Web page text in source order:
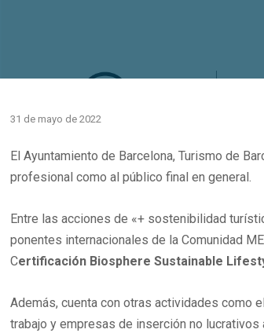
31 de mayo de 2022
El Ayuntamiento de Barcelona, Turismo de
profesional como al público final en general.
Entre las acciones de «+ sostenibilidad
ponentes internacionales de la Comunidad
Certificación Biosphere Sustainable
Además, cuenta con otras actividades como el
trabajo y empresas de inserción no